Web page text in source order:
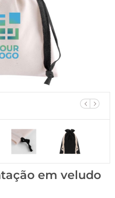
em veludo